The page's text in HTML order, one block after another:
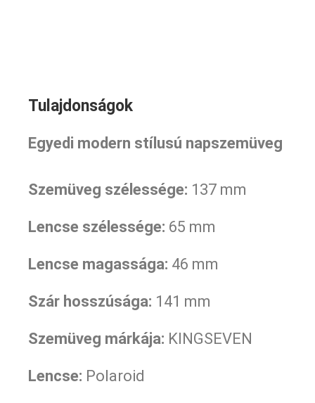
Tulajdonságok
Egyedi modern stílusú napszemüveg
Szemüveg szélessége: 137 mm
Lencse szélessége: 65 mm
Lencse magassága: 46 mm
Szár hosszúsága: 141 mm
Szemüveg márkája: KINGSEVEN
Lencse: Polaroid